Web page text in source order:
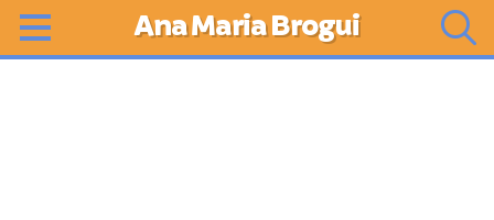
Ana Maria Brogui